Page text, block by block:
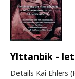
Ylttanbik -
Details Kai Ehlers